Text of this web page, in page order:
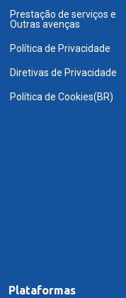
Prestação de serviços e
Outras avenças
Política de Privacidade
Diretivas de Privacidade
Política de Cookies(BR)
Plataformas